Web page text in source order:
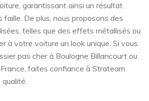
garantissant ainsi un résultat
De plus, nous proposons des
telles que des effets métallisés ou
à votre voiture un look unique. Si vous
pas cher à Boulogne Billancourt ou
faites confiance à Strateam